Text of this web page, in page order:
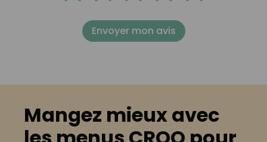
Envoyer mon avis
Mangez mieux avec